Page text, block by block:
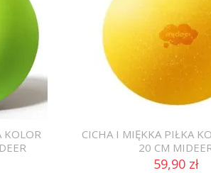
KOLOR
CICHA I MIĘKKA PIŁKA
20 CM
59,90 zł